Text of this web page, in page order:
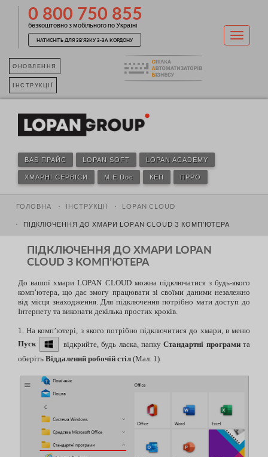
0 800 750 855
безкоштовно з мобільного по Україні
НАТИСНІТЬ ДЛЯ ЗВ'ЯЗКУ З-ЗА КОРДОНУ
ОНОВЛЕННЯ
ІНСТРУКЦІЇ
BAS ПРАЙС LOPAN SOFT LOPAN ACADEMY
ХМАРНІ СЕРВІСИ M.E.Doc КЕП ПРРО
ГОЛОВНА ІНСТРУКЦІЇ LOPAN CLOUD
ПІДКЛЮЧЕННЯ ДО ХМАРИ LOPAN CLOUD З КОМП’ЮТЕРА
ПІДКЛЮЧЕННЯ ДО ХМАРИ LOPAN
CLOUD З КОМП’ЮТЕРА
До вашої хмари LOPAN CLOUD можна підключатися з будь-якого
комп’ютера, що дає змогу працювати зі своїми даними незалежно
від місця знаходження. Для підключення потрібно мати доступ до
Інтернету та виконати декілька простих кроків.
1. На комп’ютері, з якого потрібно підключитися до хмари, в меню
Пуск
відкрийте, будь ласка, папкуСтандартні програмита
оберіть Віддалений робочій стіл (Мал. 1).